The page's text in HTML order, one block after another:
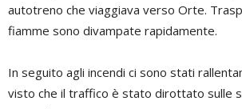
autotreno che viaggiava verso Orte.
fiamme sono divampate rapidamente.
In seguito agli incendi ci sono stati
visto che il traffico è stato dirottato sulle